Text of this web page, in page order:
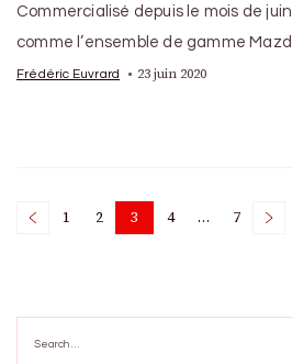
Commercialisé depuis le mois de
comme l’ensemble de gamme
Frédéric Euvrard 23 juin 2020
Posts
Page
1 Page
2 Page
3 Page
4 … Page
7
for: